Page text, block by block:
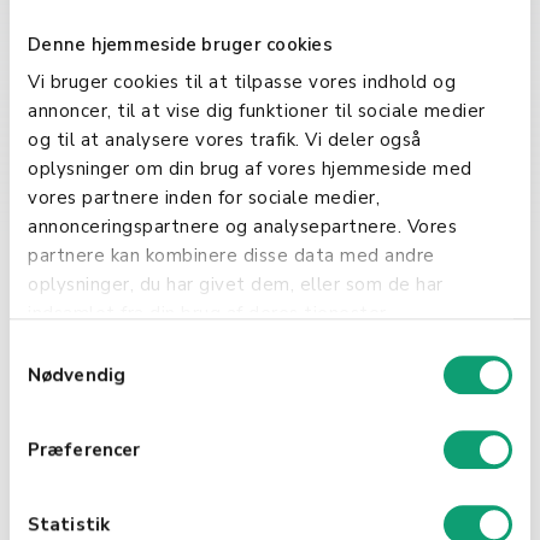
Denne hjemmeside bruger cookies
Vi bruger cookies til at tilpasse vores indhold og
annoncer, til at vise dig funktioner til sociale medier
og til at analysere vores trafik. Vi deler også
oplysninger om din brug af vores hjemmeside med
vores partnere inden for sociale medier,
annonceringspartnere og analysepartnere. Vores
partnere kan kombinere disse data med andre
oplysninger, du har givet dem, eller som de har
Nødvendig
Præferencer
Statistik
En annen kritisk funksjon av
og brukernes data. Dette inkluderer
autentisering av brukere, kryptering
av sensitiv informasjon, og
implementering av sikkerhetstiltak
for å beskytte mot uautorisert
tilgang og cyberangrep. Backend-
utviklere må derfor ha en dyp
forståelse av sikkerhetsprinsipper